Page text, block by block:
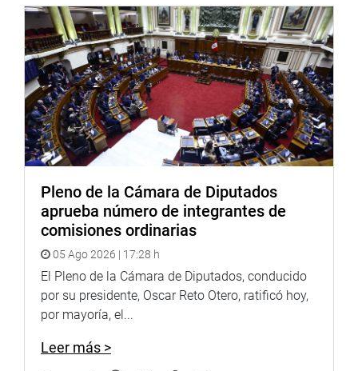
Puede encontrar más información en nuestra página web
y redes sociales.
Heraldo:goo.gl/Ty5Tto
Portal: http://www.congreso.gob.pe/
Facebook:https://goo.gl/s5t7XN
Twitter:https://goo.gl/iMywRR
Radio: goo.gl/hMwTg1
fotografia.congreso.gob.pe
Pleno de la Cámara de Diputados
aprueba número de integrantes de
comisiones ordinarias
05 Ago 2026 | 17:28 h
El Pleno de la Cámara de Diputados, conducido
por su presidente, Oscar Reto Otero, ratificó hoy,
por mayoría, el...
Leer más >